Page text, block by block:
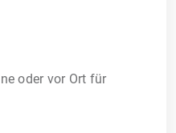
oder vor Ort für